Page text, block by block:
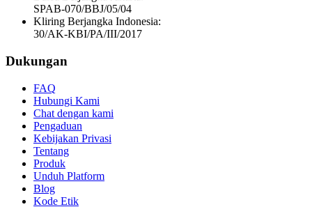
SPAB-070/BBJ/05/04
Kliring Berjangka Indonesia:
30/AK-KBI/PA/III/2017
Dukungan
FAQ
Hubungi Kami
Chat dengan kami
Pengaduan
Kebijakan Privasi
Tentang
Produk
Unduh Platform
Blog
Kode Etik